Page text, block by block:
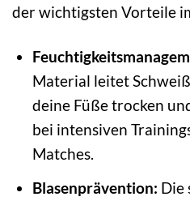
der wichtigsten Vorteile
Material leitet
deine Füße trocken
bei intensiven
Matches.
Blasenprävention: Die